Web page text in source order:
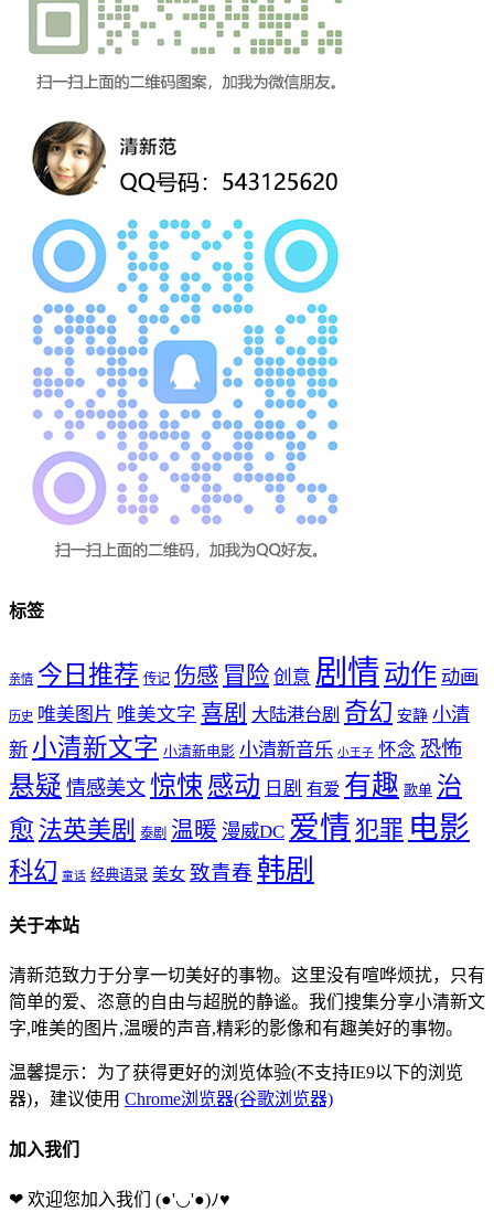
标签
亲情 今日推荐 传记 伤感 冒险 创意 剧情 动作 动画
历史 唯美图片 唯美文字 喜剧 大陆港台剧 奇幻 安静 小清
新 小清新文字 小清新电影 小清新音乐 小王子 怀念 恐怖
悬疑 情感美文 惊悚 感动 日剧 有爱 有趣 歌单 治
愈 法英美剧 泰剧 温暖 漫威DC 爱情 犯罪 电影
科幻 童话 经典语录 美女 致青春 韩剧
关于本站
清新范致力于分享一切美好的事物。这里没有喧哗烦扰，只有
简单的爱、恣意的自由与超脱的静谧。我们搜集分享小清新文
字,唯美的图片,温暖的声音,精彩的影像和有趣美好的事物。
温馨提示：为了获得更好的浏览体验(不支持IE9以下的浏览
器)，建议使用 Chrome浏览器(谷歌浏览器)
加入我们
❤ 欢迎您加入我们 (●'◡'●)ﾉ♥